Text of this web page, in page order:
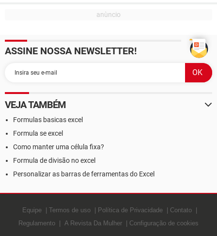
ASSINE NOSSA NEWSLETTER!
VEJA TAMBÉM
Formulas basicas excel
Formula se excel
Como manter uma célula fixa?
Formula de divisão no excel
Personalizar as barras de ferramentas do Excel
Equipe Termos de uso Política de Privacidade
Contato
Regulamento
A Revista Da Mulher Configuração de cookies